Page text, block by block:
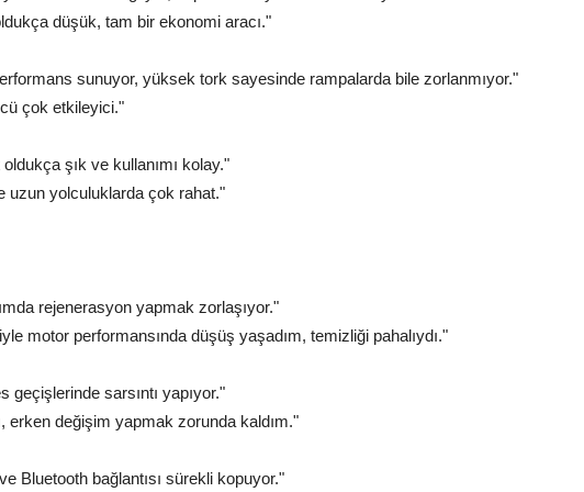
düşük, tam bir ekonomi aracı."
sunuyor, yüksek tork sayesinde rampalarda bile zorlanmıyor."
çok etkileyici."
şık ve kullanımı kolay."
uzun yolculuklarda çok rahat."
rejenerasyon yapmak zorlaşıyor."
motor performansında düşüş yaşadım, temizliği pahalıydı."
geçişlerinde sarsıntı yapıyor."
erken değişim yapmak zorunda kaldım."
Bluetooth bağlantısı sürekli kopuyor."